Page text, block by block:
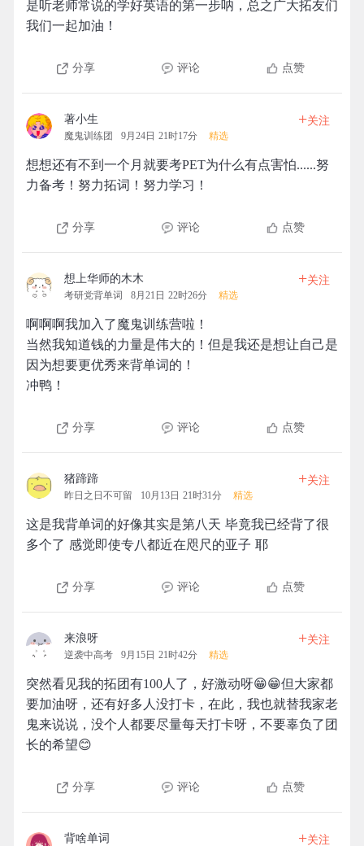
是听老师常说的学好英语的第一步呐，总之广大拓友们
我们一起加油！
分享 评论 点赞
著小生
魔鬼训练团 9月24日 21时17分 精选
+关注
想想还有不到一个月就要考PET为什么有点害怕......努
力备考！努力拓词！努力学习！
分享 评论 点赞
想上华师的木木
考研党背单词 8月21日 22时26分 精选
+关注
啊啊啊我加入了魔鬼训练营啦！
当然我知道钱的力量是伟大的！但是我还是想让自己是
因为想要更优秀来背单词的！
冲鸭！
分享 评论 点赞
猪蹄蹄
昨日之日不可留 10月13日 21时31分 精选
+关注
这是我背单词的好像其实是第八天 毕竟我已经背了很
多个了 感觉即使专八都近在咫尺的亚子 耶
分享 评论 点赞
来浪呀
逆袭中高考 9月15日 21时42分 精选
+关注
突然看见我的拓团有100人了，好激动呀😁😁但大家都
要加油呀，还有好多人没打卡，在此，我也就替我家老
鬼来说说，没个人都要尽量每天打卡呀，不要辜负了团
长的希望😊
分享 评论 点赞
背啥单词 +关注